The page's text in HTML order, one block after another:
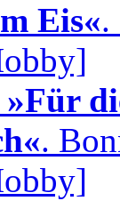
Eis«.
.